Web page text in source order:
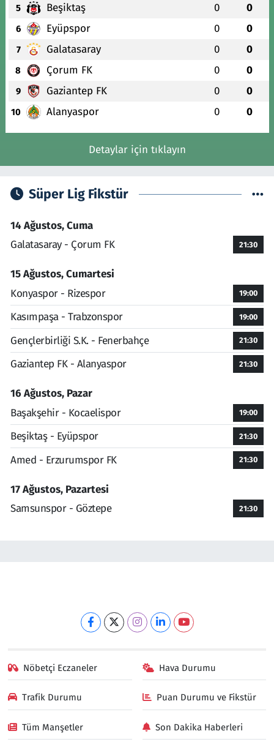
5 Beşiktaş 0 0
6 Eyüpspor 0 0
7 Galatasaray 0 0
8 Çorum FK 0 0
9 Gaziantep FK 0 0
10 Alanyaspor 0 0
Detaylar için tıklayın
Süper Lig Fikstür
14 Ağustos, Cuma
Galatasaray - Çorum FK
21:30
15 Ağustos, Cumartesi
Konyaspor - Rizespor
19:00
Kasımpaşa - Trabzonspor 19:00
Gençlerbirliği S.K. - Fenerbahçe 21:30
Gaziantep FK - Alanyaspor 21:30
16 Ağustos, Pazar
Başakşehir - Kocaelispor
19:00
Beşiktaş - Eyüpspor 21:30
Amed - Erzurumspor FK 21:30
17 Ağustos, Pazartesi
Samsunspor - Göztepe
21:30
Nöbetçi Eczaneler Hava Durumu
Trafik Durumu Puan Durumu ve Fikstür
Tüm Manşetler Son Dakika Haberleri